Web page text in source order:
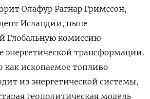
Олафур Рагнар Гримссон,
Исландии, ныне
Глобальную комиссию
энергетической трансформации.
ископаемое топливо
из энергетической системы,
геополитическая модель